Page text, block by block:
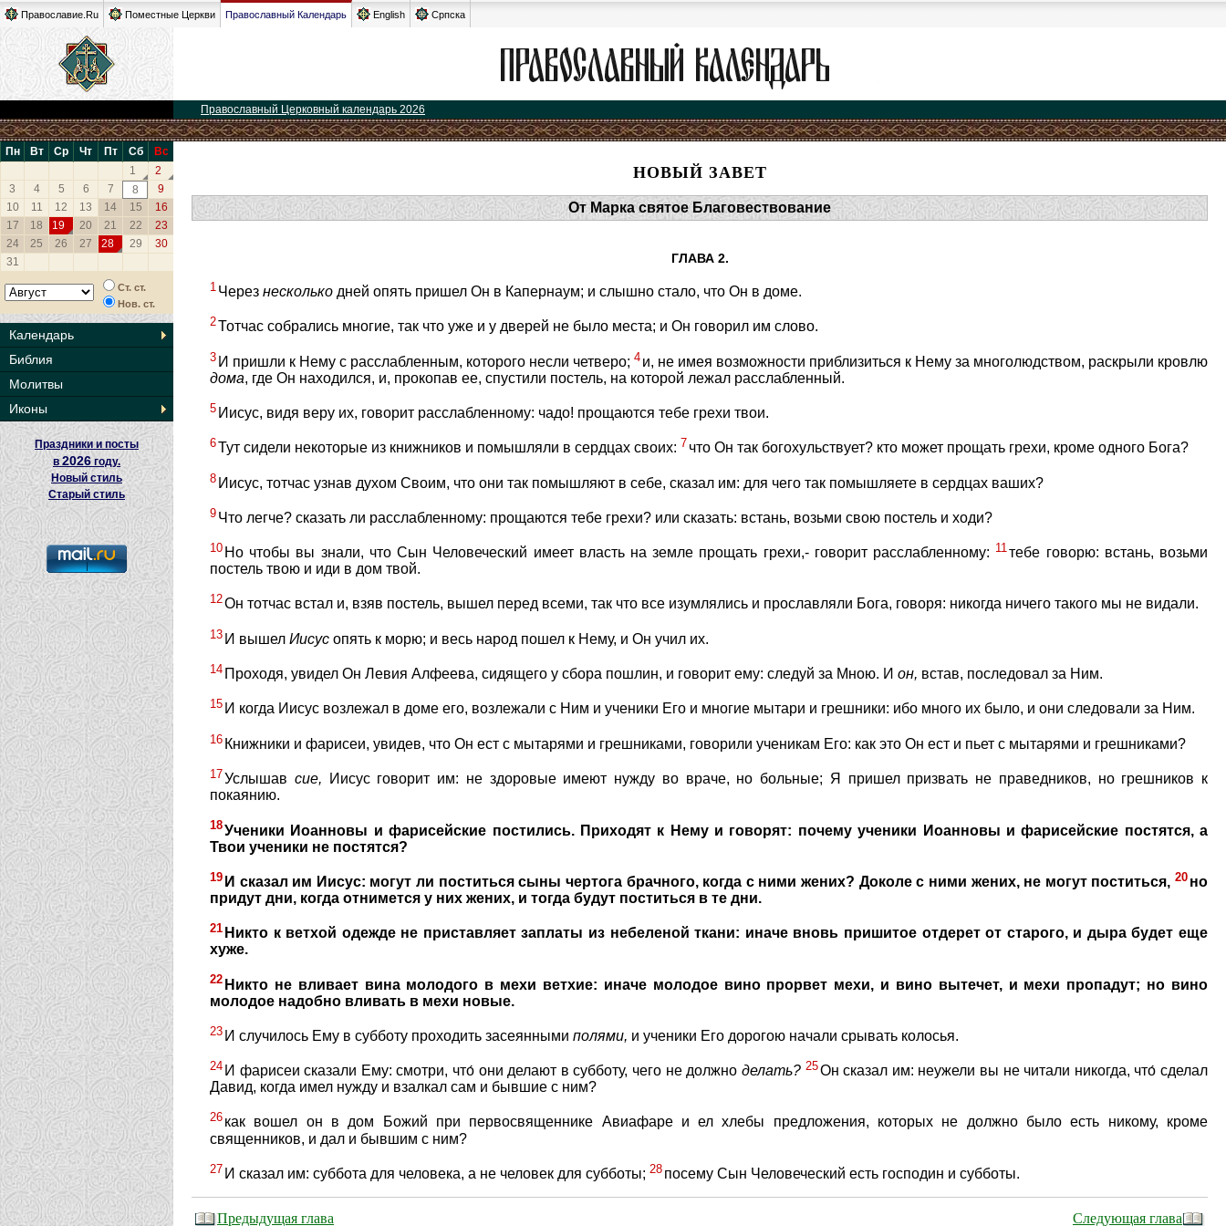
Православие.Ru Поместные Церкви Православный Календарь English Српска
Православный Церковный календарь 2026
Пн Вт Ср Чт Пт Сб
Вс
1
2
3
4 5 6 7 8
9
10
11 12 13 14 15
16
17
18 19 20 21 22
23
24
25 26 27 28 29
30
31
Ст. ст.
Нов. ст.
Календарь
Библия
Молитвы
Иконы
Праздники и посты
в2026 году.
Новый стиль
Старый стиль
НОВЫЙ ЗАВЕТ
От Марка святое Благовествование
ГЛАВА 2.
1 Через несколько дней опять пришел Он в Капернаум; и слышно стало, что Он в доме.
2Тотчас собрались многие, так что уже и у дверей не было места; и Он говорил им слово.
3 И пришли к Нему с расслабленным, которого несли четверо; 4 и, не имея возможности приблизиться к Нему за многолюдством, раскрыли кровлю
дома, где Он находился, и, прокопав ее, спустили постель, на которой лежал расслабленный.
5 Иисус, видя веру их, говорит расслабленному: чадо! прощаются тебе грехи твои.
6Тут сидели некоторые из книжников и помышляли в сердцах своих: 7 что Он так богохульствует? кто может прощать грехи, кроме одного Бога?
8 Иисус, тотчас узнав духом Своим, что они так помышляют в себе, сказал им: для чего так помышляете в сердцах ваших?
9 Что легче? сказать ли расслабленному: прощаются тебе грехи? или сказать: встань, возьми свою постель и ходи?
10 Но чтобы вы знали, что Сын Человеческий имеет власть на земле прощать грехи,- говорит расслабленному: 11тебе говорю: встань, возьми
постель твою и иди в дом твой.
12Он тотчас встал и, взяв постель, вышел перед всеми, так что все изумлялись и прославляли Бога, говоря: никогда ничего такого мы не видали.
13 И вышел Иисус опять к морю; и весь народ пошел к Нему, и Он учил их.
14 Проходя, увидел Он Левия Алфеева, сидящего у сбора пошлин, и говорит ему: следуй за Мною. И он, встав, последовал за Ним.
15 И когда Иисус возлежал в доме его, возлежали с Ним и ученики Его и многие мытари и грешники: ибо много их было, и они следовали за Ним.
16 Книжники и фарисеи, увидев, что Он ест с мытарями и грешниками, говорили ученикам Его: как это Он ест и пьет с мытарями и грешниками?
17Услышав сие, Иисус говорит им: не здоровые имеют нужду во враче, но больные; Я пришел призвать не праведников, но грешников к
покаянию.
18Ученики Иоанновы и фарисейские постились. Приходят к Нему и говорят: почему ученики Иоанновы и фарисейские постятся, а
Твои ученики не постятся?
19 И сказал им Иисус: могут ли поститься сыны чертога брачного, когда с ними жених? Доколе с ними жених, не могут поститься, 20 но
придут дни, когда отнимется у них жених, и тогда будут поститься в те дни.
21 Никто к ветхой одежде не приставляет заплаты из небеленой ткани: иначе вновь пришитое отдерет от старого, и дыра будет еще
хуже.
22 Никто не вливает вина молодого в мехи ветхие: иначе молодое вино прорвет мехи, и вино вытечет, и мехи пропадут; но вино
молодое надобно вливать в мехи новые.
23 И случилось Ему в субботу проходить засеянными полями, и ученики Его дорогою начали срывать колосья.
24 И фарисеи сказали Ему: смотри, что́ они делают в субботу, чего не должно делать? 25Он сказал им: неужели вы не читали никогда, что́ сделал
Давид, когда имел нужду и взалкал сам и бывшие с ним?
26 как вошел он в дом Божий при первосвященнике Авиафаре и ел хлебы предложения, которых не должно было есть никому, кроме
священников, и дал и бывшим с ним?
27 И сказал им: суббота для человека, а не человек для субботы; 28 посему Сын Человеческий есть господин и субботы.
Предыдущая глава Следующая глава